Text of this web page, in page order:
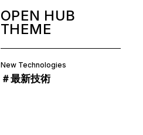
OPEN HUB
THEME
New Technologies
＃最新技術